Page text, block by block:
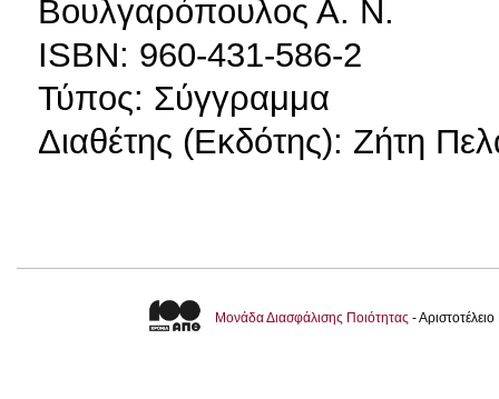
Βουλγαρόπουλος Α. Ν.
ISBN: 960-431-586-2
Τύπος: Σύγγραμμα
Διαθέτης (Εκδότης): Ζήτη
Μονάδα Διασφάλισης Ποιότητας -